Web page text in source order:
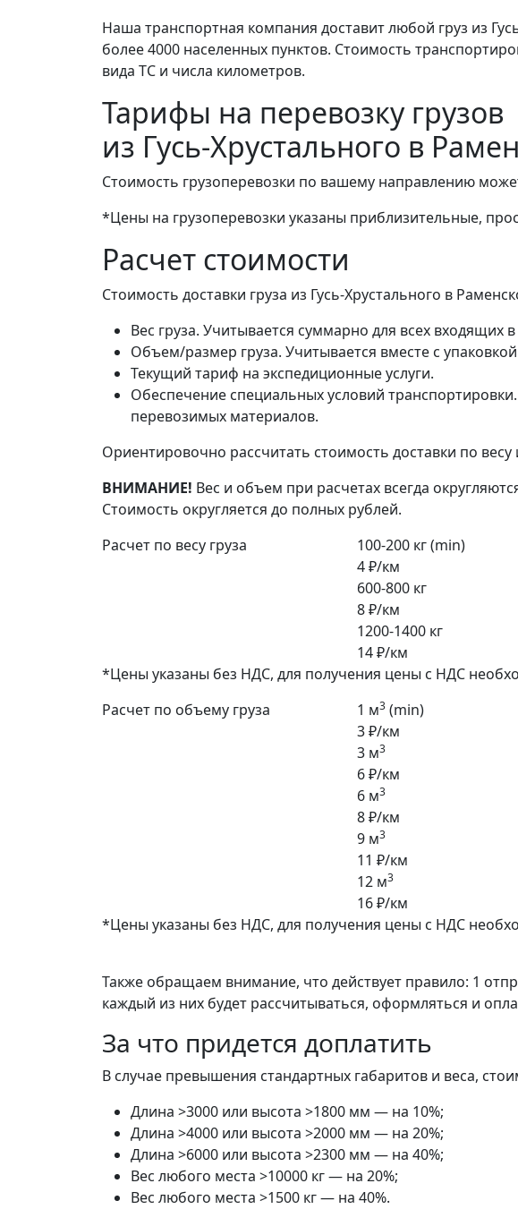
Наша транспортная компания доставит любой груз из
более 4000 населенных пунктов. Стоимость
вида ТС и числа километров.
Тарифы на перевозку грузов
из Гусь-Хрустального в
Стоимость грузоперевозки по вашему направлению
*Цены на грузоперевозки указаны приблизительные,
Расчет стоимости
Стоимость доставки груза из Гусь-Хрустального в
Вес груза. Учитывается суммарно для всех входящих
Объем/размер груза. Учитывается вместе с
Текущий тариф на экспедиционные услуги.
Обеспечение специальных условий
перевозимых материалов.
Ориентировочно рассчитать стоимость доставки по
ВНИМАНИЕ! Вес и объем при расчетах всегда
Стоимость округляется до полных рублей.
Расчет по весу груза
100-200 кг (min)
4 ₽/км
600-800 кг
8 ₽/км
1200-1400 кг
14 ₽/км
*Цены указаны без НДС, для получения цены с НДС
Расчет по объему груза
1 м3 (min)
3 ₽/км
3 м3
6 ₽/км
6 м3
8 ₽/км
9 м3
11 ₽/км
12 м3
16 ₽/км
*Цены указаны без НДС, для получения цены с НДС
Также обращаем внимание, что действует правило: 1
каждый из них будет рассчитываться, оформляться и
За что придется доплатить
В случае превышения стандартных габаритов и веса,
Длина >3000 или высота >1800 мм — на 10%;
Длина >4000 или высота >2000 мм — на 20%;
Длина >6000 или высота >2300 мм — на 40%;
Вес любого места >10000 кг — на 20%;
Вес любого места >1500 кг — на 40%.